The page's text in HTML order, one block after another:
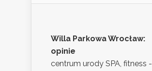
Willa Parkowa Wrocław:
opinie
centrum urody SPA, fitness -